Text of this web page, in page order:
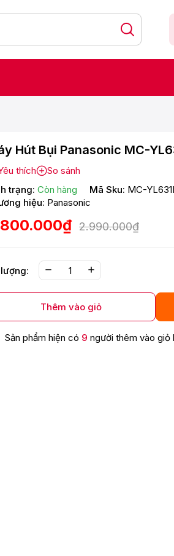
Hút Bụi Panasonic MC-
thích
So sánh
trạng: Còn hàng Mã Sku: MC-
hiệu: Panasonic
2.990.000₫
Thêm vào giỏ
Sản phẩm hiện có 9 người thêm vào giỏ